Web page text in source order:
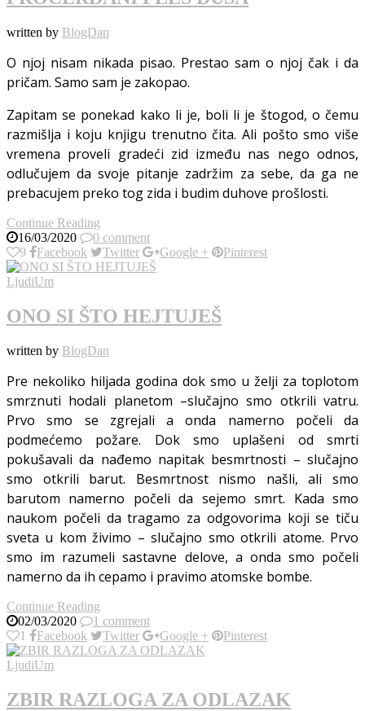
written by BlogDan
O njoj nisam nikada pisao. Prestao sam o njoj čak i da
pričam. Samo sam je zakopao.
Zapitam se ponekad kako li je, boli li je štogod, o čemu
razmišlja i koju knjigu trenutno čita. Ali pošto smo više
vremena proveli gradeći zid između nas nego odnos,
odlučujem da svoje pitanje zadržim za sebe, da ga ne
prebacujem preko tog zida i budim duhove prošlosti.
Continue Reading
16/03/2020
0 comment
9
Facebook Twitter Google + Pinterest
LjudiUm
ONO SI ŠTO HEJTUJEŠ
written by BlogDan
Pre nekoliko hiljada godina dok smo u želji za toplotom
smrznuti hodali planetom –slučajno smo otkrili vatru.
Prvo smo se zgrejali a onda namerno počeli da
podmećemo požare. Dok smo uplašeni od smrti
pokušavali da nađemo napitak besmrtnosti – slučajno
smo otkrili barut. Besmrtnost nismo našli, ali smo
barutom namerno počeli da sejemo smrt. Kada smo
naukom počeli da tragamo za odgovorima koji se tiču
sveta u kom živimo – slučajno smo otkrili atome. Prvo
smo im razumeli sastavne delove, a onda smo počeli
namerno da ih cepamo i pravimo atomske bombe.
Continue Reading
02/03/2020
1 comment
1
Facebook Twitter Google + Pinterest
LjudiUm
ZBIR RAZLOGA ZA ODLAZAK